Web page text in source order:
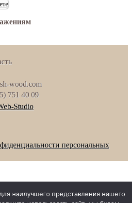
wood.com
751 40 09
Studio
персональных
наилучшего представления нашего